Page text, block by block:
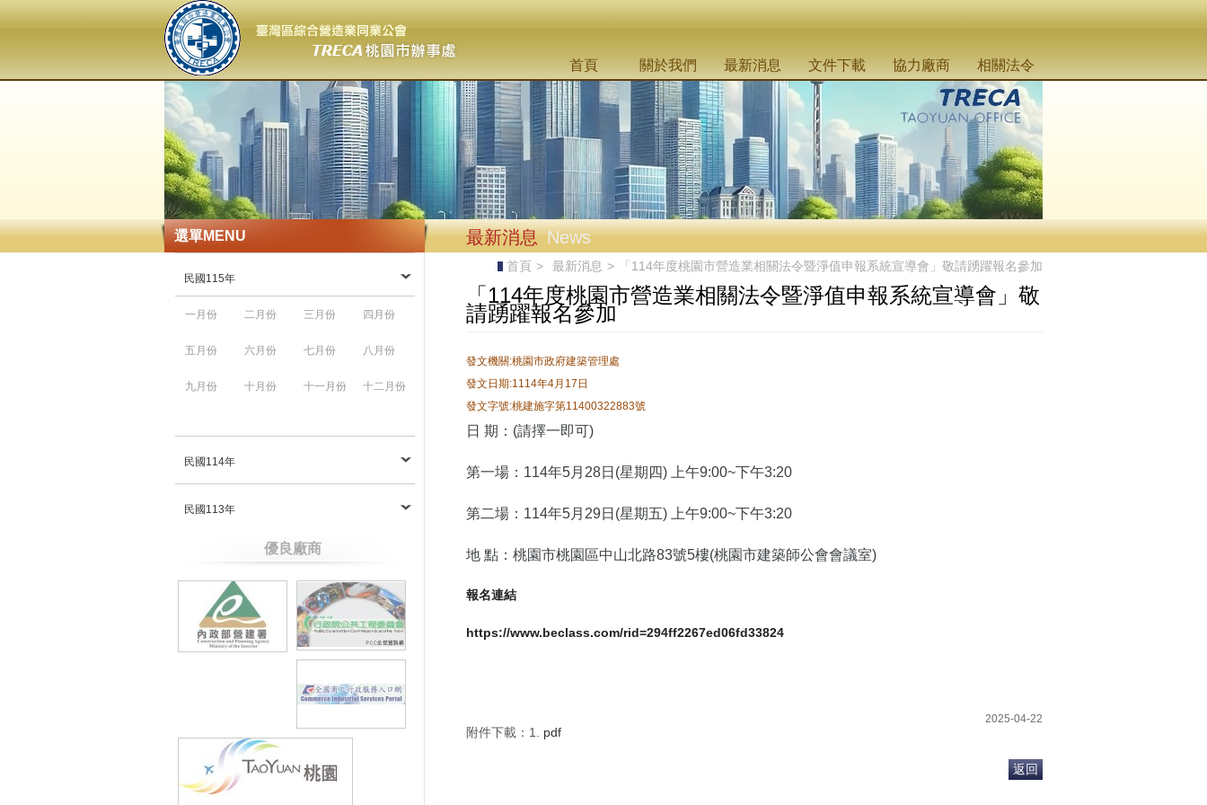
首頁 關於我們 最新消息 文件下載 協力廠商 相關法令
選單MENU
民國115年
一月份 二月份 三月份 四月份
五月份 六月份 七月份 八月份
九月份 十月份 十一月份 十二月份
民國114年
民國113年
優良廠商
最新消息 News
首頁 > 最新消息 > 「114年度桃園市營造業相關法令暨淨值申報系統宣導會」敬請踴躍報名參加
「114年度桃園市營造業相關法令暨淨值申報系統宣導會」敬
請踴躍報名參加
發文機關:桃園市政府建築管理處
發文日期:1114年4月17日
發文字號:桃建施字第11400322883號
日 期：(請擇一即可)
第一場：114年5月28日(星期四) 上午9:00~下午3:20
第二場：114年5月29日(星期五) 上午9:00~下午3:20
地 點：桃園市桃園區中山北路83號5樓(桃園市建築師公會會議室)
報名連結
https://www.beclass.com/rid=294ff2267ed06fd33824
2025-04-22
附件下載：1. pdf
返回